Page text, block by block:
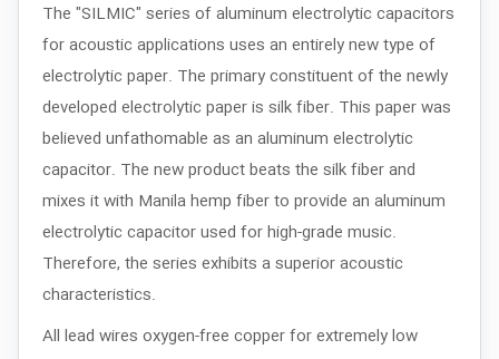
The "SILMIC" series of aluminum electrolytic capacitors
for acoustic applications uses an entirely new type of
electrolytic paper. The primary constituent of the newly
developed electrolytic paper is silk fiber. This paper was
believed unfathomable as an aluminum electrolytic
capacitor. The new product beats the silk fiber and
mixes it with Manila hemp fiber to provide an aluminum
electrolytic capacitor used for high-grade music.
Therefore, the series exhibits a superior acoustic
characteristics.
All lead wires oxygen-free copper for extremely low